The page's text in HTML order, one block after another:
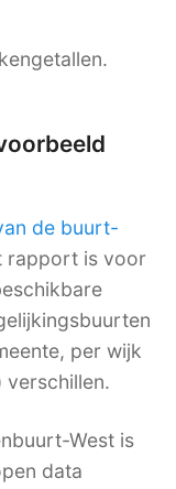
de buurt-
rapport is voor
per wijk
West is
data